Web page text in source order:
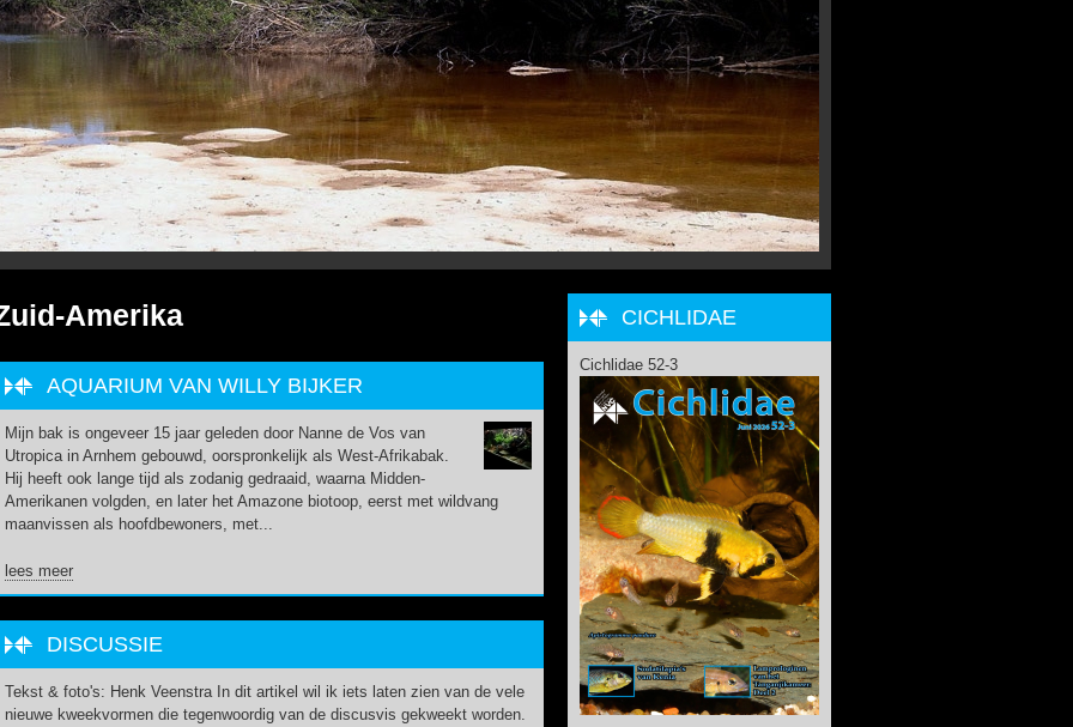
Amerika
AQUARIUM VAN WILLY BIJKER
Mijn bak is ongeveer 15 jaar geleden door Nanne de Vos van
Utropica in Arnhem gebouwd, oorspronkelijk als West-Afrikabak.
Hij heeft ook lange tijd als zodanig gedraaid, waarna Midden-
Amerikanen volgden, en later het Amazone biotoop, eerst met wildvang
maanvissen als hoofdbewoners, met...
lees meer
DISCUSSIE
Tekst & foto's: Henk Veenstra In dit artikel wil ik iets laten zien van de vele
nieuwe kweekvormen die tegenwoordig van de discusvis gekweekt worden.
CICHLIDAE
Cichlidae 52-3